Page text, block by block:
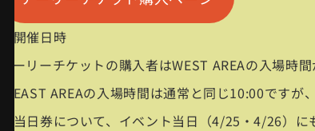
■開催日時
アーリーチケットの購入者はWEST AREAの入場
（EAST AREAの入場時間は通常と同じ10:00ですが
※当日券について、イベント当日（4/25・4/26）